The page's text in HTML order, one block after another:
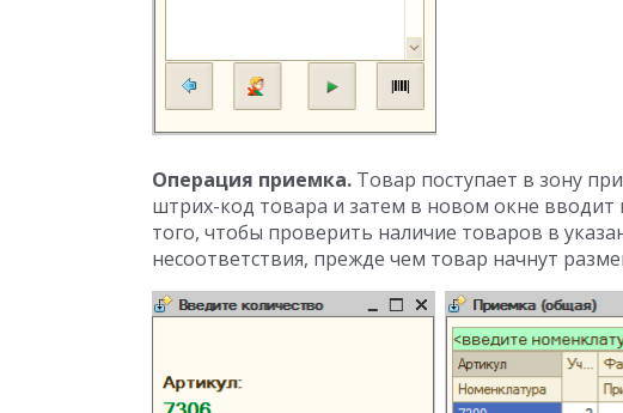
Операция приемка. Товар поступает в зону
штрих-код товара и затем в новом окне вводит
того, чтобы проверить наличие товаров в
несоответствия, прежде чем товар начнут